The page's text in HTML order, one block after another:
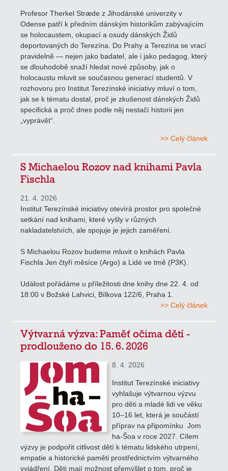
Profesor Therkel Stræde z Jihodánské univerzity v
Odense patří k předním dánským historikům zabývajícím
se holocaustem, okupací a osudy dánských Židů
deportovaných do Terezína. Do Prahy a Terezína se vrací
pravidelně — nejen jako badatel, ale i jako pedagog, který
se dlouhodobě snaží hledat nové způsoby, jak o
holocaustu mluvit se současnou generací studentů. V
rozhovoru pro Institut Terezínské iniciativy mluví o tom,
jak se k tématu dostal, proč je zkušenost dánských Židů
specifická a proč dnes podle něj nestačí historii jen
„vyprávět“.
>> Celý článek
S Michaelou Rozov nad knihami Pavla
Fischla
21. 4. 2026
Institut Terezínské iniciativy otevírá prostor pro společné
setkání nad knihami, které vyšly v různých
nakladatelstvích, ale spojuje je jejich zaměření.
S Michaelou Rozov budeme mluvit o knihách Pavla
Fischla Jen čtyři měsíce (Argo) a Lidé ve tmě (P3K).
Událost pořádáme u příležitosti dne knihy dne 22. 4. od
18:00 v Božské Lahvici, Bílkova 122/6, Praha 1.
>> Celý článek
Výtvarná výzva: Paměť očima dětí -
prodlouženo do 15. 6. 2026
8. 4. 2026
Institut Terezínské iniciativy
vyhlašuje výtvarnou výzvu
pro děti a mladé lidi ve věku
10–16 let, která je součástí
příprav na připomínku Jom
ha-Šoa v roce 2027. Cílem
výzvy je podpořit citlivost dětí k tématu lidského utrpení,
empatie a historické paměti prostřednictvím výtvarného
vyjádření. Děti mají možnost přemýšlet o tom, proč je